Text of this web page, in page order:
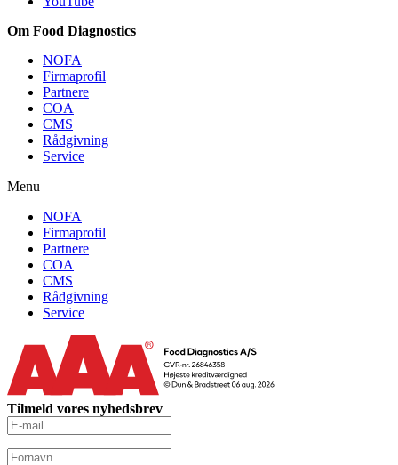
Om Food Diagnostics
NOFA
Firmaprofil
Partnere
COA
CMS
Rådgivning
Service
Menu
NOFA
Firmaprofil
Partnere
COA
CMS
Rådgivning
Service
Tilmeld vores nyhedsbrev